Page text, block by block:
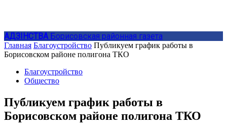
АДЗIНСТВА Борисовская районная газета
Главная Благоустройство Публикуем график работы в
Борисовском районе полигона ТКО
Благоустройство
Общество
Публикуем график работы в
Борисовском районе полигона ТКО